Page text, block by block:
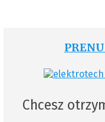
Chcesz